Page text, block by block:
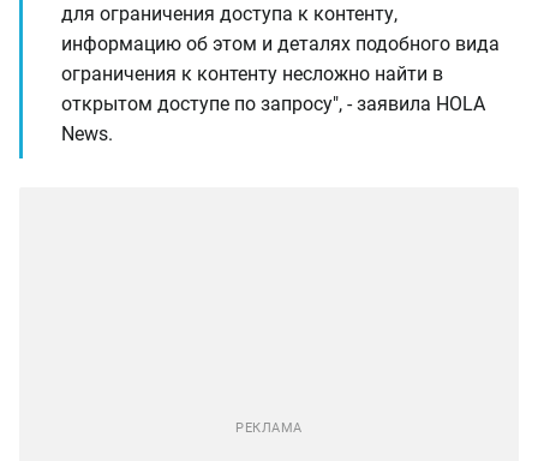
для ограничения доступа к контенту,
информацию об этом и деталях подобного вида
ограничения к контенту несложно найти в
открытом доступе по запросу", - заявила HOLA
News.